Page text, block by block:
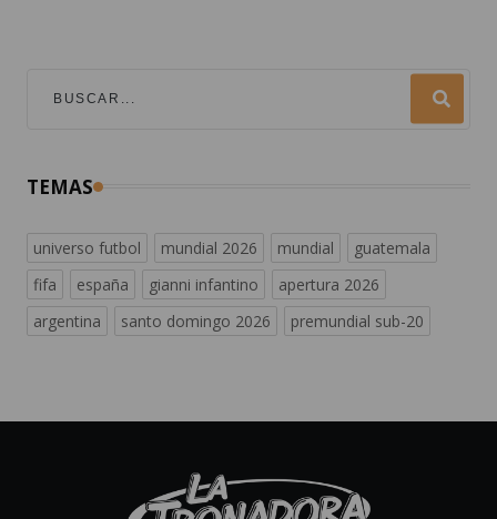
TEMAS
universo futbol mundial 2026 mundial
guatemala
fifa
españa gianni infantino
apertura 2026
argentina
santo domingo 2026 premundial sub-20